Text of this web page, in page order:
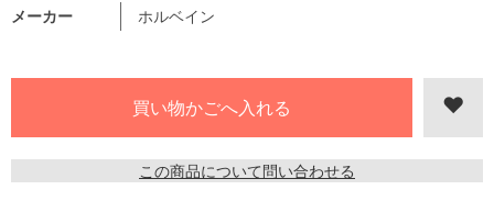
メーカー ホルベイン
この商品について問い合わせる